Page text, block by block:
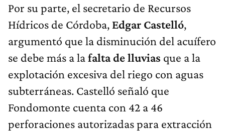
Por su parte, el secretario de Recursos
Hídricos de Córdoba, Edgar Castelló,
argumentó que la disminución del acuífero
se debe más a lafalta de lluvias que a la
explotación excesiva del riego con aguas
subterráneas. Castelló señaló que
Fondomonte cuenta con 42 a 46
perforaciones autorizadas para extracción